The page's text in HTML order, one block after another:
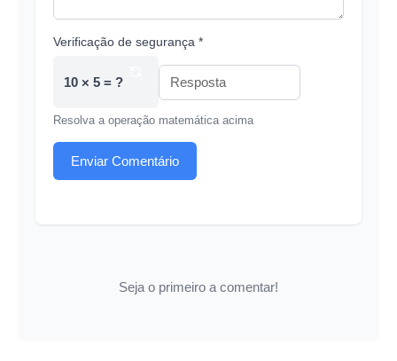
Verificação de segurança *
10 × 5 = ?
Resolva a operação matemática acima
Enviar Comentário
Seja o primeiro a comentar!